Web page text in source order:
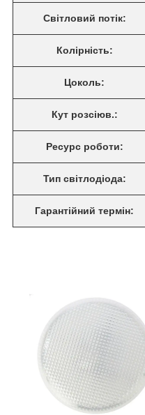
Світловий потік:
Колірність:
Цоколь:
Кут розсіюв.:
Ресурс роботи:
Тип світлодіода:
Гарантійний термін: